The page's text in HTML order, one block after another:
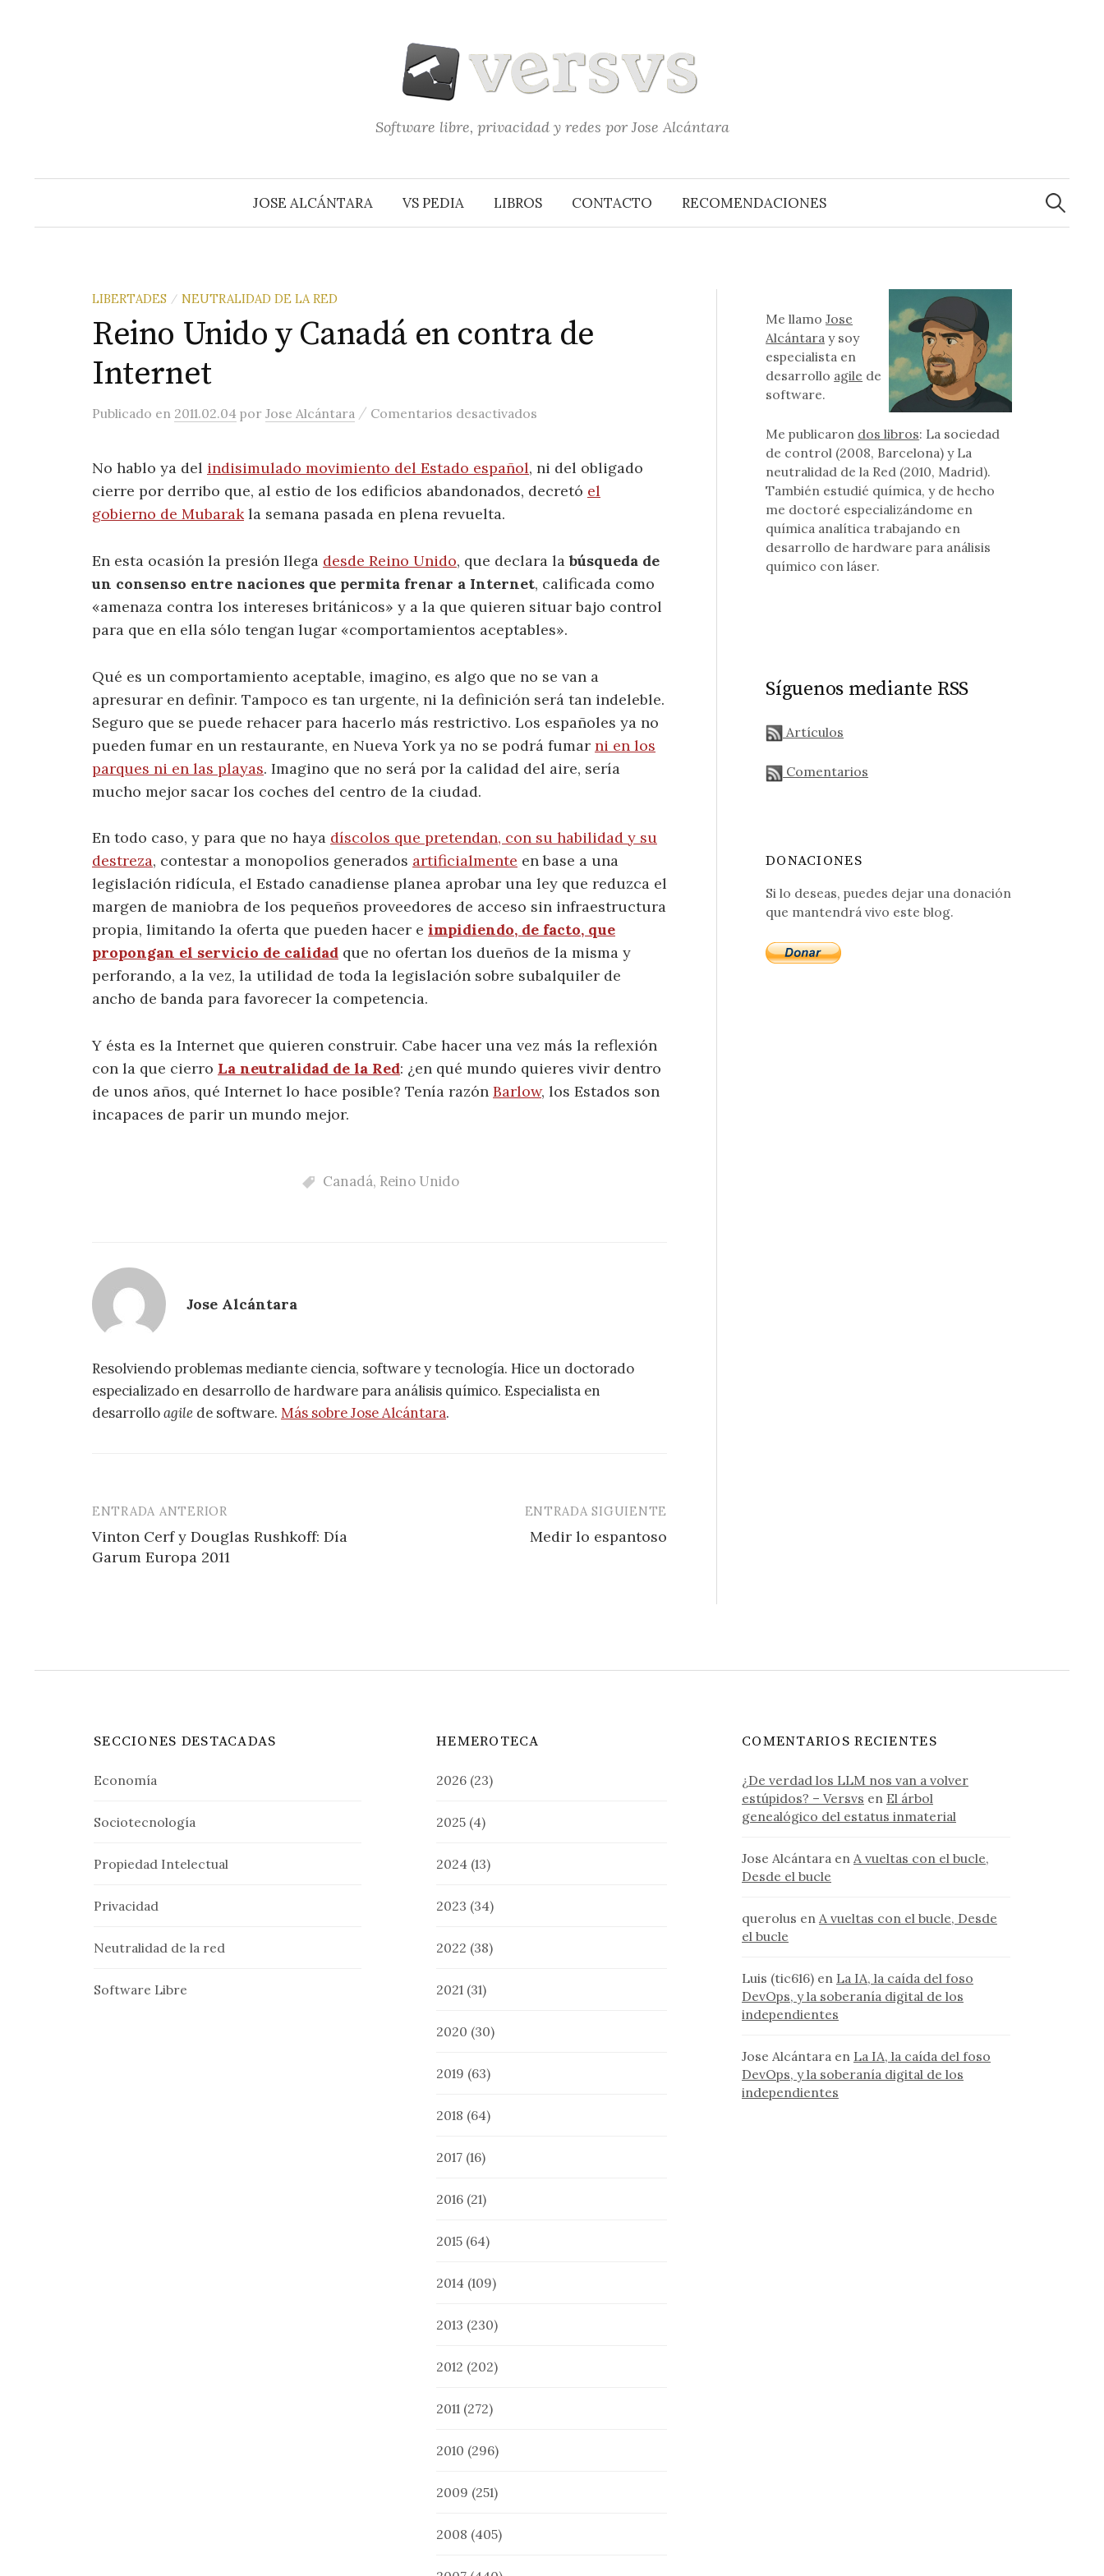
Software libre, privacidad y redes por Jose Alcántara
JOSE ALCÁNTARA VS PEDIA LIBROS CONTACTO RECOMENDACIONES
Buscar:
LIBERTADES / NEUTRALIDAD DE LA RED
Reino Unido y Canadá en contra de
Internet
Publicado en 2011.02.04 por Jose Alcántara / Comentarios desactivados
No hablo ya del indisimulado movimiento del Estado español, ni del obligado
cierre por derribo que, al estio de los edificios abandonados, decretó el
gobierno de Mubarakla semana pasada en plena revuelta.
En esta ocasión la presión llega desde Reino Unido, que declara labúsqueda de
un consenso entre naciones que permita frenar a Internet, calificada como
«amenaza contra los intereses británicos» y a la que quieren situar bajo control
para que en ella sólo tengan lugar «comportamientos aceptables».
Qué es un comportamiento aceptable, imagino, es algo que no se van a
apresurar en definir. Tampoco es tan urgente, ni la definición será tan indeleble.
Seguro que se puede rehacer para hacerlo más restrictivo. Los españoles ya no
pueden fumar en un restaurante, en Nueva York ya no se podrá fumar ni en los
parques ni en las playas. Imagino que no será por la calidad del aire, sería
mucho mejor sacar los coches del centro de la ciudad.
En todo caso, y para que no haya díscolos que pretendan, con su habilidad y su
destreza, contestar a monopolios generados artificialmente en base a una
legislación ridícula, el Estado canadiense planea aprobar una ley que reduzca el
margen de maniobra de los pequeños proveedores de acceso sin infraestructura
propia, limitando la oferta que pueden hacer e impidiendo, de facto, que
propongan el servicio de calidad que no ofertan los dueños de la misma y
perforando, a la vez, la utilidad de toda la legislación sobre subalquiler de
ancho de banda para favorecer la competencia.
Y ésta es la Internet que quieren construir. Cabe hacer una vez más la reflexión
con la que cierro La neutralidad de la Red: ¿en qué mundo quieres vivir dentro
de unos años, qué Internet lo hace posible? Tenía razón Barlow, los Estados son
incapaces de parir un mundo mejor.
Canadá, Reino Unido
Jose Alcántara
Resolviendo problemas mediante ciencia, software y tecnología. Hice un doctorado
especializado en desarrollo de hardware para análisis químico. Especialista en
desarrolloagile de software. Más sobre Jose Alcántara.
Navegación
de
ENTRADA ANTERIOR
Vinton Cerf y Douglas Rushkoff: Día
Garum Europa 2011
ENTRADA SIGUIENTE
Medir lo espantoso
Me llamoJose
Alcántara y soy
especialista en
desarrollo agile de
software.
Me publicaron dos libros: La sociedad
de control (2008, Barcelona) y La
neutralidad de la Red (2010, Madrid).
También estudié química, y de hecho
me doctoré especializándome en
química analítica trabajando en
desarrollo de hardware para análisis
químico con láser.
Síguenos mediante RSS
Artículos
Comentarios
DONACIONES
Si lo deseas, puedes dejar una donación
que mantendrá vivo este blog.
SECCIONES DESTACADAS
Economía
Sociotecnología
Propiedad Intelectual
Privacidad
Neutralidad de la red
Software Libre
HEMEROTECA
2026 (23)
2025 (4)
2024 (13)
2023 (34)
2022 (38)
2021 (31)
2020 (30)
2019 (63)
2018 (64)
2017 (16)
2016 (21)
2015 (64)
2014 (109)
2013 (230)
2012 (202)
2011 (272)
2010 (296)
2009 (251)
2008 (405)
COMENTARIOS RECIENTES
¿De verdad los LLM nos van a volver
estúpidos? – Versvs en El árbol
genealógico del estatus inmaterial
Jose Alcántara en A vueltas con el bucle,
Desde el bucle
querolus en A vueltas con el bucle, Desde
el bucle
Luis (tic616) en La IA, la caída del foso
DevOps, y la soberanía digital de los
independientes
Jose Alcántara en La IA, la caída del foso
DevOps, y la soberanía digital de los
independientes